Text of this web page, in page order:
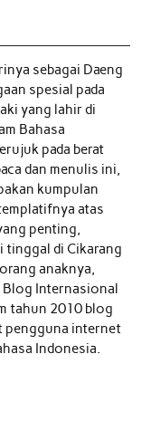
sebagai Daeng
spesial pada
yang lahir di
Bahasa
pada berat
dan menulis ini,
kumpulan
atas
penting,
tinggal di Cikarang
anaknya,
Blog Internasional
tahun 2010 blog
pengguna internet
Indonesia.